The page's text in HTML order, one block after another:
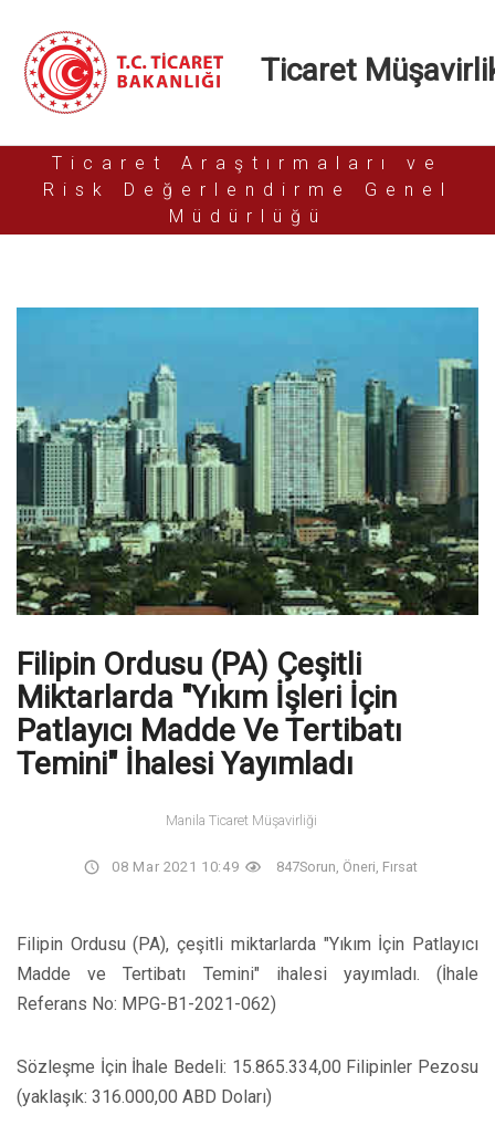
Ticaret
Ticaret Araştırmaları ve
Risk Değerlendirme Genel
Müdürlüğü
Filipin Ordusu (PA) Çeşitli
Miktarlarda "Yıkım İşleri İçin
Patlayıcı Madde Ve Tertibatı
Temini" İhalesi Yayımladı
Manila Ticaret Müşavirliği
08 Mar 2021 10:49 847Sorun, Öneri, Fırsat
Filipin Ordusu (PA), çeşitli miktarlarda "Yıkım İçin Patlayıcı
Madde ve Tertibatı Temini" ihalesi yayımladı. (İhale
Referans No: MPG-B1-2021-062)
Sözleşme İçin İhale Bedeli: 15.865.334,00 Filipinler Pezosu
(yaklaşık: 316.000,00 ABD Doları)